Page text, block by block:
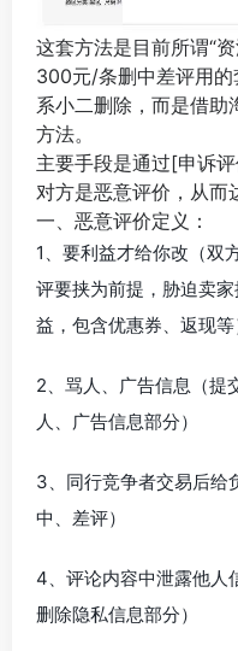
这套方法是目前所谓“
300元/条删中差评用
系小二删除，而是借助
方法。
主要手段是通过[申诉
对方是恶意评价，从而
一、恶意评价定义：
1、要利益才给你改（双
评要挟为前提，胁迫卖
益，包含优惠券、返现等
2、骂人、广告信息（提
人、广告信息部分）
3、同行竞争者交易后给
中、差评）
4、评论内容中泄露他人
删除隐私信息部分）